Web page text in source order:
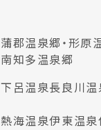
蒲郡温泉郷・形原
南知多温泉郷
下呂温泉長良川
熱海温泉伊東温泉